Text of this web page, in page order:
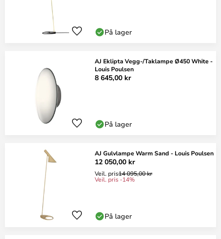
På lager
AJ Eklipta Vegg-/Taklampe Ø450 White -
Louis Poulsen
8 645,00 kr
På lager
AJ Gulvlampe Warm Sand - Louis Poulsen
12 050,00 kr
Veil. pris14 095,00 kr
Veil. pris -14%
På lager